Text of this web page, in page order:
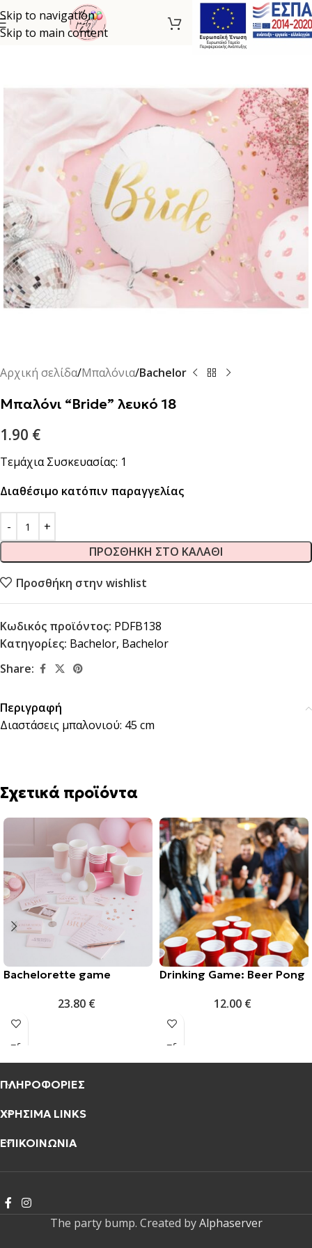
Skip to navigation
Skip to main content
Αρχική σελίδα Μπαλόνια Bachelor
Μπαλόνι “Bride” λευκό 18΄΄
1.90 €
Τεμάχια Συσκευασίας: 1
Διαθέσιμο κατόπιν παραγγελίας
ΠΡΟΣΘΉΚΗ ΣΤΟ ΚΑΛΆΘΙ
Προσθήκη στην wishlist
Κωδικός προϊόντος: PDFB138
Κατηγορίες: Bachelor, Bachelor
Share:
Περιγραφή
Διαστάσεις μπαλονιού: 45 cm
Σχετικά προϊόντα
Bachelorette game
23.80 €
Drinking Game: Beer Pong
12.00 €
ΠΛΗΡΟΦΟΡΙΕΣ
ΧΡΗΣΙΜΑ LINKS
ΕΠΙΚΟΙΝΩΝΙΑ
The party bump. Created byAlphaserver